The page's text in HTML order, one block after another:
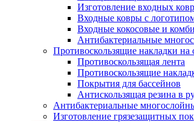
Изготовление входных
Входные ковры с
Входные кокосовые и
Антибактериальные
Противоскользящие накладки на
Противоскользящая лента
Противоскользящие
Покрытия для бассейнов
Антискользящая резина в
Антибактериальные
Изготовление грязезащитных